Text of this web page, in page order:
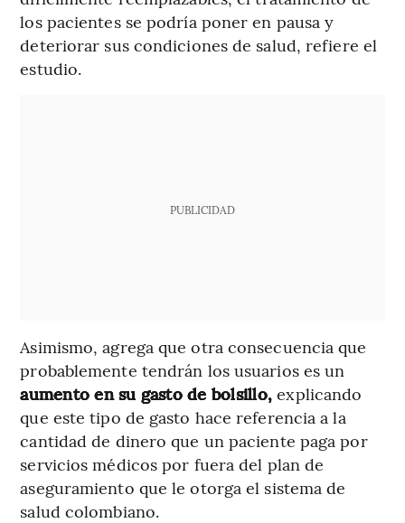
los pacientes se podría poner en pausa y
deteriorar sus condiciones de salud, refiere el
estudio.
PUBLICIDAD
Asimismo, agrega que otra consecuencia que
probablemente tendrán los usuarios es un
aumento en su gasto de bolsillo,explicando
que este tipo de gasto hace referencia a la
cantidad de dinero que un paciente paga por
servicios médicos por fuera del plan de
aseguramiento que le otorga el sistema de
salud colombiano.